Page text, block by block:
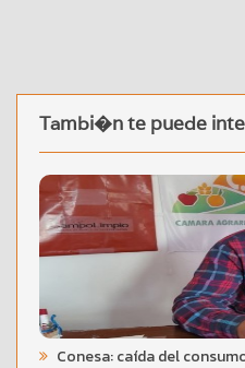
Tambi�n te puede
Conesa: caída del